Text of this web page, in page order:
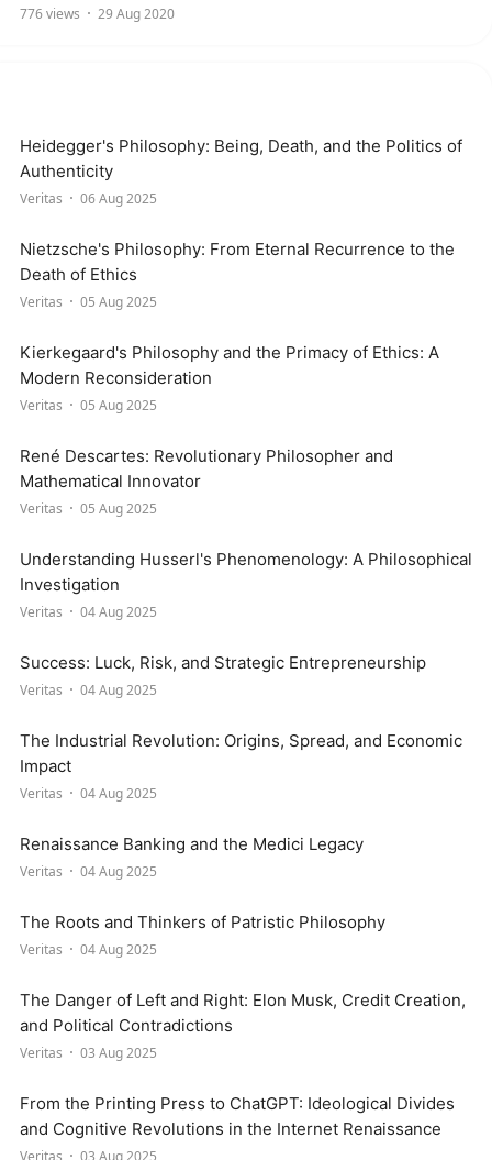
776 views 29 Aug 2020
Heidegger's Philosophy: Being, Death, and the Politics of
Authenticity
Veritas 06 Aug 2025
Nietzsche's Philosophy: From Eternal Recurrence to the
Death of Ethics
Veritas 05 Aug 2025
Kierkegaard's Philosophy and the Primacy of Ethics: A
Modern Reconsideration
Veritas 05 Aug 2025
René Descartes: Revolutionary Philosopher and
Mathematical Innovator
Veritas 05 Aug 2025
Understanding Husserl's Phenomenology: A Philosophical
Investigation
Veritas 04 Aug 2025
Success: Luck, Risk, and Strategic Entrepreneurship
Veritas 04 Aug 2025
The Industrial Revolution: Origins, Spread, and Economic
Impact
Veritas 04 Aug 2025
Renaissance Banking and the Medici Legacy
Veritas 04 Aug 2025
The Roots and Thinkers of Patristic Philosophy
Veritas 04 Aug 2025
The Danger of Left and Right: Elon Musk, Credit Creation,
and Political Contradictions
Veritas 03 Aug 2025
From the Printing Press to ChatGPT: Ideological Divides
and Cognitive Revolutions in the Internet Renaissance
Veritas 03 Aug 2025